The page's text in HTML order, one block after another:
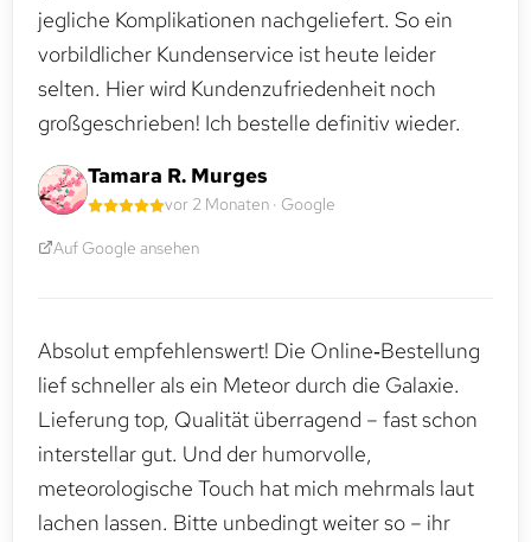
jegliche Komplikationen nachgeliefert. So ein
vorbildlicher Kundenservice ist heute leider
selten. Hier wird Kundenzufriedenheit noch
großgeschrieben! Ich bestelle definitiv wieder.
Tamara R. Murges
vor 2 Monaten · Google
Auf Google ansehen
Absolut empfehlenswert! Die Online‑Bestellung
lief schneller als ein Meteor durch die Galaxie.
Lieferung top, Qualität überragend – fast schon
interstellar gut. Und der humorvolle,
meteorologische Touch hat mich mehrmals laut
lachen lassen. Bitte unbedingt weiter so – ihr